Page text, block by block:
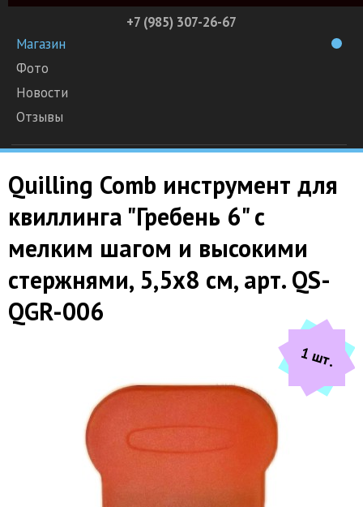
+7 (985) 307-26-67
Магазин
Фото
Новости
Отзывы
Quilling Comb инструмент для
квиллинга "Гребень 6" с
мелким шагом и высокими
стержнями, 5,5х8 см, арт. QS-
QGR-006
1 шт.